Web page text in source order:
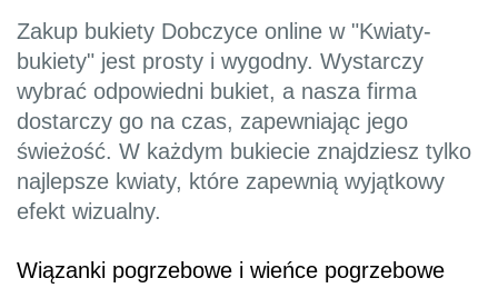
Zakup bukiety Dobczyce online w "Kwiaty-
bukiety" jest prosty i wygodny. Wystarczy
wybrać odpowiedni bukiet, a nasza firma
dostarczy go na czas, zapewniając jego
świeżość. W każdym bukiecie znajdziesz tylko
najlepsze kwiaty, które zapewnią wyjątkowy
efekt wizualny.
Wiązanki pogrzebowe i wieńce pogrzebowe